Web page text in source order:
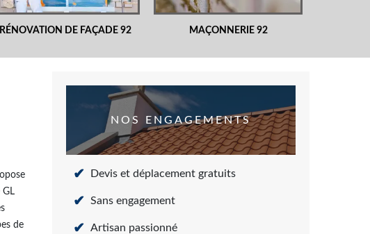
RÉNOVATION DE FAÇADE 92 MAÇONNERIE 92
GL
de
NOS ENGAGEMENTS
Devis et déplacement gratuits
Sans engagement
Artisan passionné